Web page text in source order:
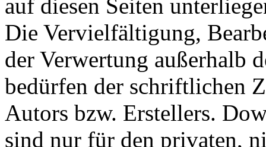
auf diesen Seiten
Die Vervielfältigung,
der Verwertung außerhalb
bedürfen der schriftlichen
Autors bzw. Erstellers.
sind nur für den privaten,